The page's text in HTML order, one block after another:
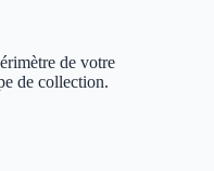
de votre
de collection.